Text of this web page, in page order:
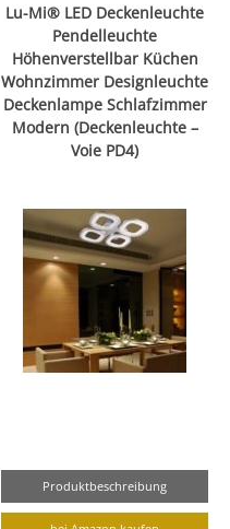
Lu-Mi® LED Deckenleuchte
Pendelleuchte
Höhenverstellbar Küchen
Wohnzimmer Designleuchte
Deckenlampe Schlafzimmer
Modern (Deckenleuchte –
Voie PD4)
Produktbeschreibung